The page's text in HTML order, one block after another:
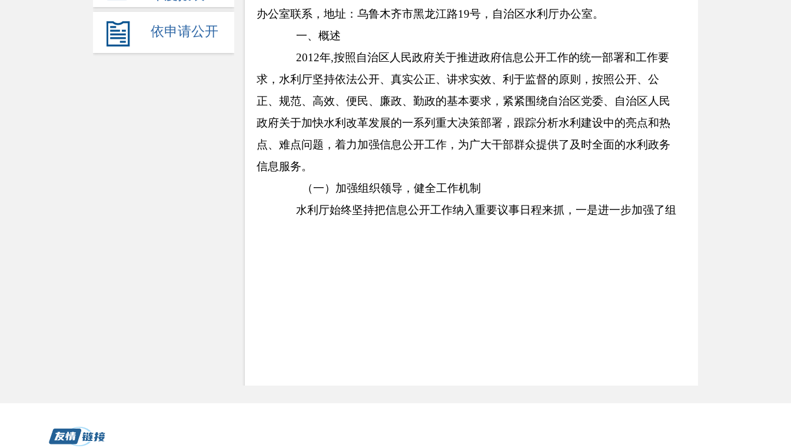
依申请公开
办公室联系，地址：乌鲁木齐市黑龙江路19号，自治区水利厅办公室。
一、概述
2012年,按照自治区人民政府关于推进政府信息公开工作的统一部署和工作要
求，水利厅坚持依法公开、真实公正、讲求实效、利于监督的原则，按照公开、公
正、规范、高效、便民、廉政、勤政的基本要求，紧紧围绕自治区党委、自治区人民
政府关于加快水利改革发展的一系列重大决策部署，跟踪分析水利建设中的亮点和热
点、难点问题，着力加强信息公开工作，为广大干部群众提供了及时全面的水利政务
信息服务。
（一）加强组织领导，健全工作机制
水利厅始终坚持把信息公开工作纳入重要议事日程来抓，一是进一步加强了组